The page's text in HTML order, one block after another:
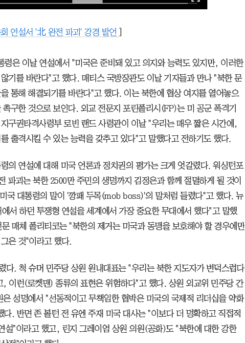
연설서 '北 완전 파괴' 강경 발언
령은 이날 연설에서 "미국은 준비돼 있고 의지와 능력도 있지만, 이러한
기를 바란다"고 했다. 매티스 국방장관도 이날 기자들과 만나 "북한 문
통해 해결되기를 바란다"고 했다. 이는 북한에 협상 여지를 열어놓으
촉구한 것으로 보인다. 외교 전문지 포린폴리시(FP)는 미 공군 폭격기
구권타격사령부 로빈 랜드 사령관이 이날 "우리는 매우 짧은 시간에,
출격시킬 수 있는 능력을 갖추고 있다"고 말했다고 전하기도 했다.
의 연설에 대해 미국 언론과 정치권의 평가는 크게 엇갈렸다. 워싱턴포
파괴는 북한 2500만 주민의 생명까지 김정은과 함께 절멸하게 될 것이
국 대통령의 말이 '깡패 두목(mob boss)'의 말처럼 들렸다"고 했다. 뉴
서 하던 투쟁형 연설을 세계에서 가장 중요한 무대에서 했다"고 말했
매체 폴리티코는 "북한의 제거는 미국과 동맹을 보호해야 할 경우에만
은 것"이라고 했다.
다. 척 슈머 민주당 상원 원내대표는 "우리는 북한 지도자가 변덕스럽다
, 이런(로켓맨) 종류의 표현은 위험하다"고 했다. 상원 외교위 민주당 간
은 성명에서 "선동적이고 무책임한 협박은 미국의 국제적 리더십을 약화
다. 반면 존 볼턴 전 유엔 주재 미국 대사는 "이보다 더 명확하고 직접적
설"이라고 했고, 린지 그레이엄 상원 의원(공화)도 "북한에 대한 강한